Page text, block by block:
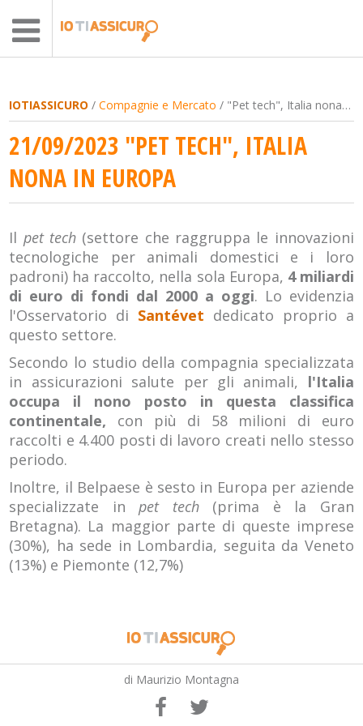
IOTIASSICURO /Compagnie e Mercato / "Pet tech", Italia nona in Europa
21/09/2023 "PET TECH", ITALIA
NONA IN EUROPA
Il pet tech (settore che raggruppa le innovazioni
tecnologiche per animali domestici e i loro
padroni) ha raccolto, nella sola Europa, 4 miliardi
di euro di fondi dal 2000 a oggi. Lo evidenzia
l'Osservatorio di Santévet dedicato proprio a
questo settore.
Secondo lo studio della compagnia specializzata
in assicurazioni salute per gli animali, l'Italia
occupa il nono posto in questa classifica
continentale, con più di 58 milioni di euro
raccolti e 4.400 posti di lavoro creati nello stesso
periodo.
Inoltre, il Belpaese è sesto in Europa per aziende
specializzate inpet tech(prima è la Gran
Bretagna). La maggior parte di queste imprese
(30%), ha sede in Lombardia, seguita da Veneto
(13%) e Piemonte (12,7%)
di Maurizio Montagna